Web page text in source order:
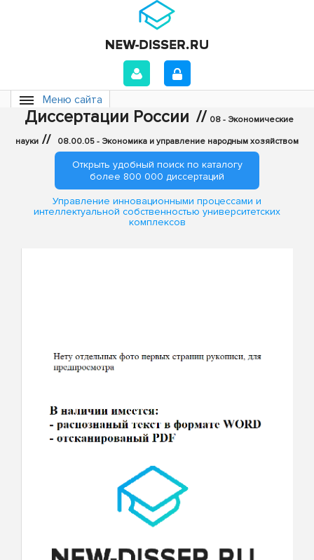
Меню сайта
Диссертации России // 08 - Экономические
науки // 08.00.05 - Экономика и управление народным хозяйством
Открыть удобный поиск по каталогу
более 800 000 диссертаций
Управление инновационными процессами и
интеллектуальной собственностью университетских
комплексов